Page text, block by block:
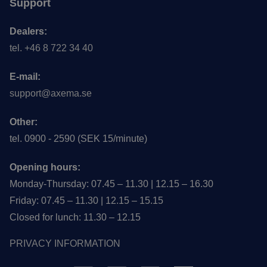
Support
Dealers:
tel. +46 8 722 34 40
E-mail:
support@axema.se
Other:
tel. 0900 - 2590 (SEK 15/minute)
Opening hours:
Monday-Thursday: 07.45 – 11.30 | 12.15 – 16.30
Friday: 07.45 – 11.30 | 12.15 – 15.15
Closed for lunch: 11.30 – 12.15
PRIVACY INFORMATION